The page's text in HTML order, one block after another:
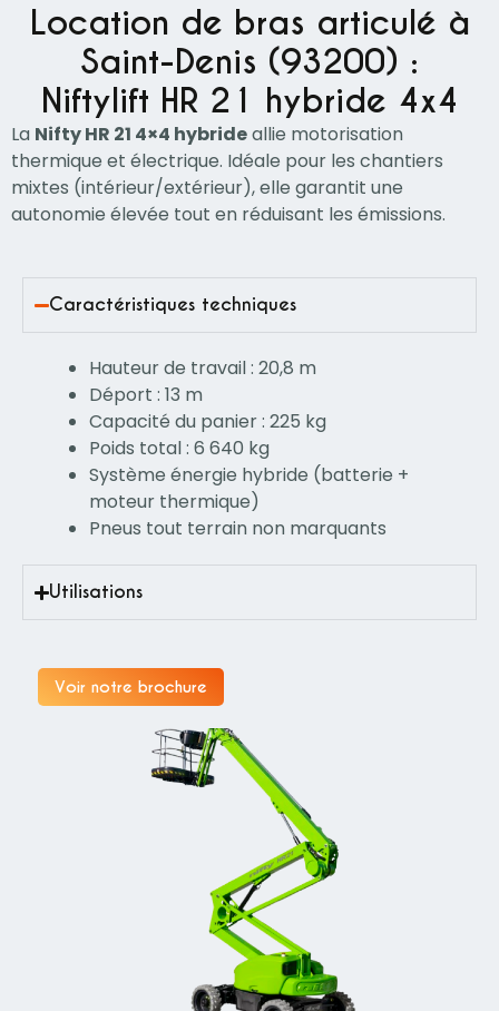
Location de bras articulé à
Saint-Denis (93200) :
Niftylift HR 21 hybride 4x4
La Nifty HR 21 4×4 hybrideallie motorisation
thermique et électrique. Idéale pour les chantiers
mixtes (intérieur/extérieur), elle garantit une
autonomie élevée tout en réduisant les émissions.
Caractéristiques techniques
Hauteur de travail : 20,8 m
Déport : 13 m
Capacité du panier : 225 kg
Poids total : 6 640 kg
Système énergie hybride (batterie +
moteur thermique)
Pneus tout terrain non marquants
Utilisations
Voir notre brochure